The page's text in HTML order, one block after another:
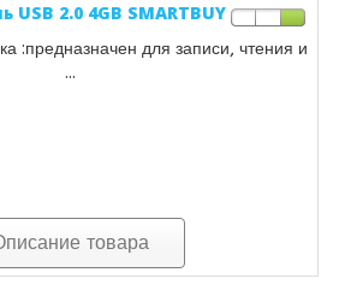
2.0 4GB SMARTBUY
:предназначен для записи, чтения и
...
товара